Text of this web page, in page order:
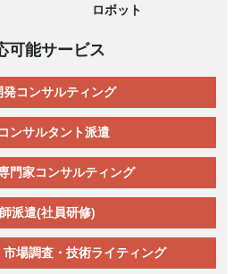
ロボット
可能サービス
発コンサルティング
ンサルタント派遣
門家コンサルティング
派遣(社員研修)
場調査・技術ライティング